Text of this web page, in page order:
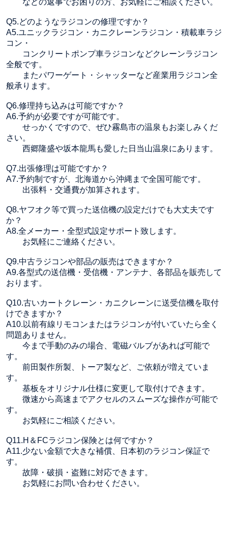
などの返事でお困りの方、お気軽にご相談ください。
Q5.どのようなラジコンの修理ですか？
A5.ユニックラジコン・カニクレーンラジコン・積載車ラジ
コン・
コンクリートポンプ車ラジコンなどクレーンラジコン
全般です。
またパワーゲート・シャッターなど産業用ラジコン全
般承ります。
Q6.修理持ち込みは可能ですか？
A6.予約が必要ですが可能です。
せっかくですので、ぜひ霧島市の温泉もお楽しみくだ
さい。
西郷隆盛や坂本龍馬も愛した日当山温泉にあります。
Q7.出張修理は可能ですか？
A7.予約制ですが、北海道から沖縄まで全国可能です。
出張料・交通費が加算されます。
Q8.ヤフオク等で買った送信機の設定だけでも大丈夫です
か？
A8.全メーカー・全型式設定サポート致します。
お気軽にご連絡ください。
Q9.中古ラジコンや部品の販売はできますか？
A9.各型式の送信機・受信機・アンテナ、各部品を販売して
おります。
Q10.古いカートクレーン・カニクレーンに送受信機を取付
けできますか？
A10.以前有線リモコンまたはラジコンが付いていたら全く
問題ありません。
今まで手動のみの場合、電磁バルブがあれば可能で
す。
前田製作所製、トーア製など、ご依頼が増えていま
す。
基板をオリジナル仕様に変更して取付けできます。
微速から高速までアクセルのスムーズな操作が可能で
す。
お気軽にご相談ください。
Q11.H＆FCラジコン保険とは何ですか？
A11.少ない金額で大きな補償、日本初のラジコン保証で
す。
故障・破損・盗難に対応できます。
お気軽にお問い合わせください。